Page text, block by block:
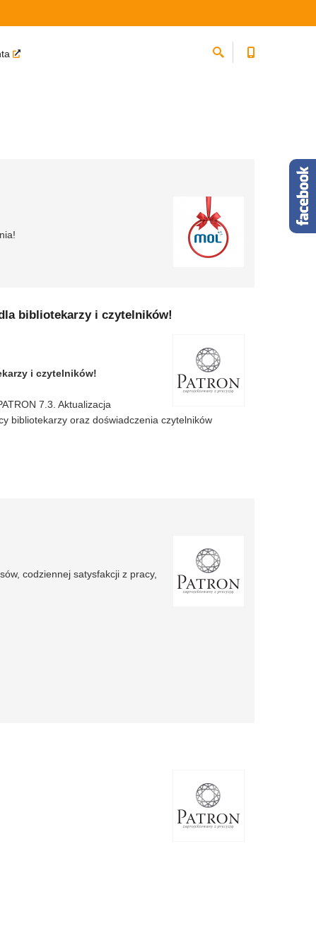
bibliotekarzy i czytelników!
i czytelników!
7.3. Aktualizacja
bibliotekarzy oraz doświadczenia czytelników
codziennej satysfakcji z pracy,